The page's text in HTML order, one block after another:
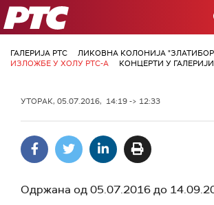
РТС
ГАЛЕРИЈА РТС
ЛИКОВНА КОЛОНИЈА
ИЗЛОЖБЕ У ХОЛУ РТС-А
КОНЦЕРТИ У
УТОРАК, 05.07.2016, 14:19 -> 12:33
Одржана од 05.07.2016 до